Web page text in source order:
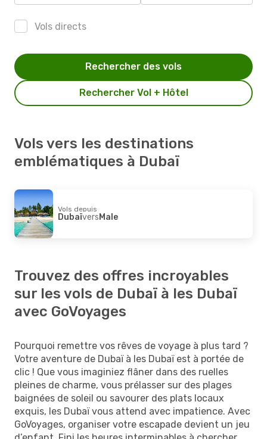
Vols directs
Rechercher Vol + Hôtel
Rechercher des vols
Vols vers les destinations
emblématiques à Dubaï
Vols depuis
DubaïversMale
Trouvez des offres incroyables
sur les vols de Dubaï à les Dubaï
avec GoVoyages
Pourquoi remettre vos rêves de voyage à plus tard ?
Votre aventure de Dubaï à les Dubaï est à portée de
clic ! Que vous imaginiez flâner dans des ruelles
pleines de charme, vous prélasser sur des plages
baignées de soleil ou savourer des plats locaux
exquis, les Dubaï vous attend avec impatience. Avec
GoVoyages, organiser votre escapade devient un jeu